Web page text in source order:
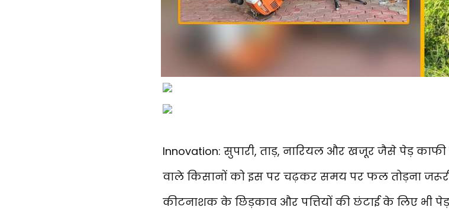
Innovation: सुपारी, ताड़, नारियल और खजूर जैसे पेड़
वाले किसानों को इस पर चढ़कर समय पर फल तोड़ना जरूरी
कीटनाशक के छिड़काव और पत्तियों की छंटाई के लिए भी